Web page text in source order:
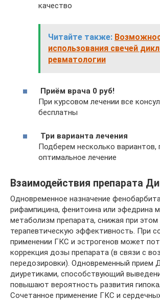
качество
Читайте также:
использования свечей
ревматологии
Приём врача 0 руб!
При курсовом лечении все
бесплатны
Три варианта лечения
Подберем несколько
оптимальное лечение
Взаимодействия препарата
Одновременное назначение
рифампицина, фенитоина или эфедрина
метаболизм препарата, снижая при этом
терапевтическую эффективность. При
применении ГКС и эстрогенов может
коррекция дозы препарата (в связи с
передозировки). Одновременный прием
диуретиками, способствующий
повышают вероятность развития
Сочетанное применение ГКС и